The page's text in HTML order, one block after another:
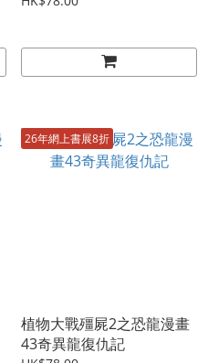
26年網上書展8折
植物大戰殭屍2之恐龍漫畫
43奇異龍復仇記